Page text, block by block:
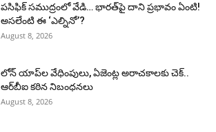
పసిఫిక్ సముద్రంలో వేడి… భారత్‌పై దాని ప్రభావం ఏంటి!
అసలేంటి ఈ ‘ఎల్నినో’?
August 8, 2026
లోన్ యాప్‌ల వేధింపులు, ఏజెంట్ల అరాచకాలకు చెక్..
ఆర్‌బీఐ కఠిన నిబంధనలు
August 8, 2026